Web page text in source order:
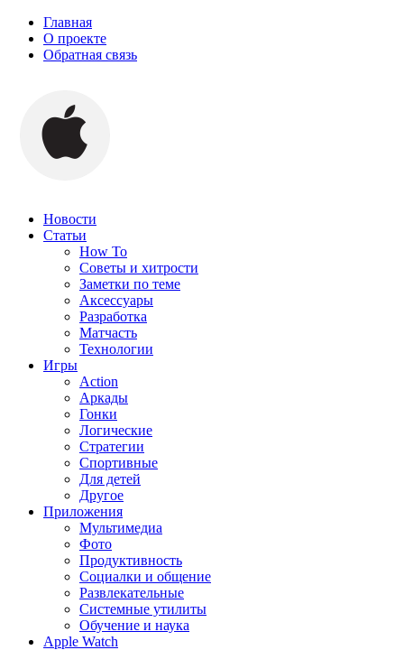
Главная
О проекте
Обратная связь
Новости
Статьи
How To
Советы и хитрости
Заметки по теме
Аксессуары
Разработка
Матчасть
Технологии
Игры
Action
Аркады
Гонки
Логические
Стратегии
Спортивные
Для детей
Другое
Приложения
Мультимедиа
Фото
Продуктивность
Социалки и общение
Развлекательные
Системные утилиты
Обучение и наука
Apple Watch